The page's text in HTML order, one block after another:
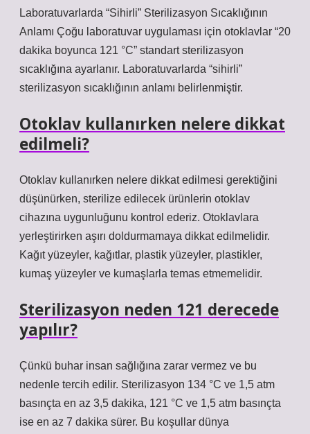
Laboratuvarlarda “Sihirli” Sterilizasyon Sıcaklığının
Anlamı Çoğu laboratuvar uygulaması için otoklavlar “20
dakika boyunca 121 °C” standart sterilizasyon
sıcaklığına ayarlanır. Laboratuvarlarda “sihirli”
sterilizasyon sıcaklığının anlamı belirlenmiştir.
Otoklav kullanırken nelere dikkat
edilmeli?
Otoklav kullanırken nelere dikkat edilmesi gerektiğini
düşünürken, sterilize edilecek ürünlerin otoklav
cihazına uygunluğunu kontrol ederiz. Otoklavlara
yerleştirirken aşırı doldurmamaya dikkat edilmelidir.
Kağıt yüzeyler, kağıtlar, plastik yüzeyler, plastikler,
kumaş yüzeyler ve kumaşlarla temas etmemelidir.
Sterilizasyon neden 121 derecede
yapılır?
Çünkü buhar insan sağlığına zarar vermez ve bu
nedenle tercih edilir. Sterilizasyon 134 °C ve 1,5 atm
basınçta en az 3,5 dakika, 121 °C ve 1,5 atm basınçta
ise en az 7 dakika sürer. Bu koşullar dünya